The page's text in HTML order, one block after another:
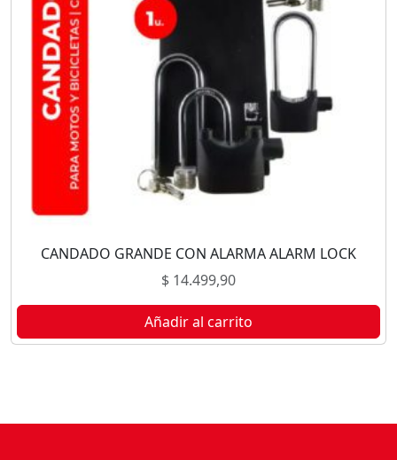
CANDADO GRANDE CON ALARMA ALARM LOCK
$ 14.499,90
Añadir al carrito